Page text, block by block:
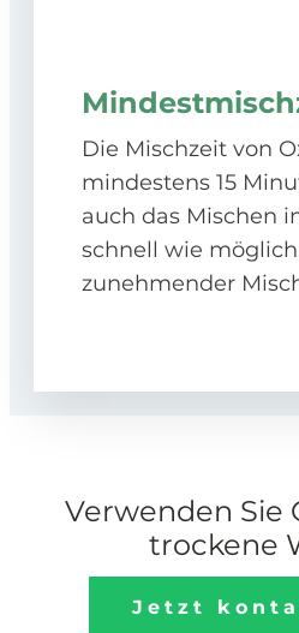
Die Mischzeit von
mindestens 15
auch das Mischen
schnell wie
zunehmender
Verwenden Sie
trockene
Jetzt